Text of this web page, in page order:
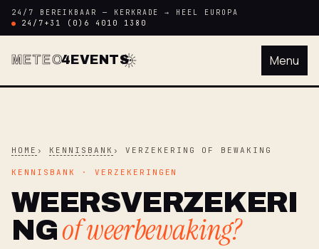
24/7 BEREIKBAAR — KERKRADE → HEEL EUROPA
24/7 +31 (0)6 4010 1380
METEO4EVENTSM4E Menu
HOME KENNISBANK VERZEKERING OF BEWAKING
KENNISBANK · VERZEKERINGEN
WEERSVERZEKERI
NGof weerbewaking?